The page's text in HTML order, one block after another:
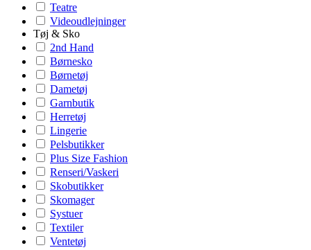
Teatre
Videoudlejninger
Tøj & Sko
2nd Hand
Børnesko
Børnetøj
Dametøj
Garnbutik
Herretøj
Lingerie
Pelsbutikker
Plus Size Fashion
Renseri/Vaskeri
Skobutikker
Skomager
Systuer
Textiler
Ventetøj